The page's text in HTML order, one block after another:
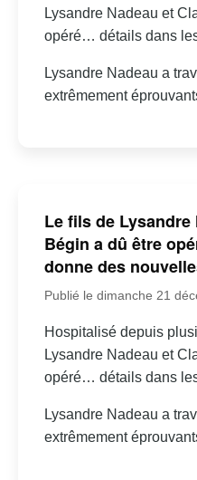
Lysandre Nadeau et
opéré… détails dans
Lysandre Nadeau a
extrêmement
Le fils de Lysandre
Bégin a dû être
donne des
Publié le dimanche 21
Hospitalisé depuis
Lysandre Nadeau et
opéré… détails dans
Lysandre Nadeau a
extrêmement